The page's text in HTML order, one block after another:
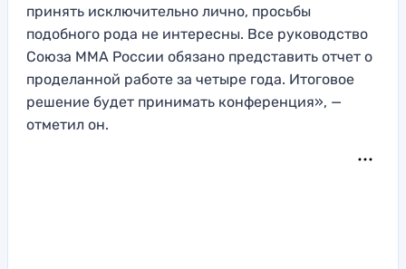
принять исключительно лично, просьбы
подобного рода не интересны. Все руководство
Союза ММА России обязано представить отчет о
проделанной работе за четыре года. Итоговое
решение будет принимать конференция», —
отметил он.